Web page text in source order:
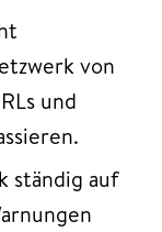
von
und
ständig auf